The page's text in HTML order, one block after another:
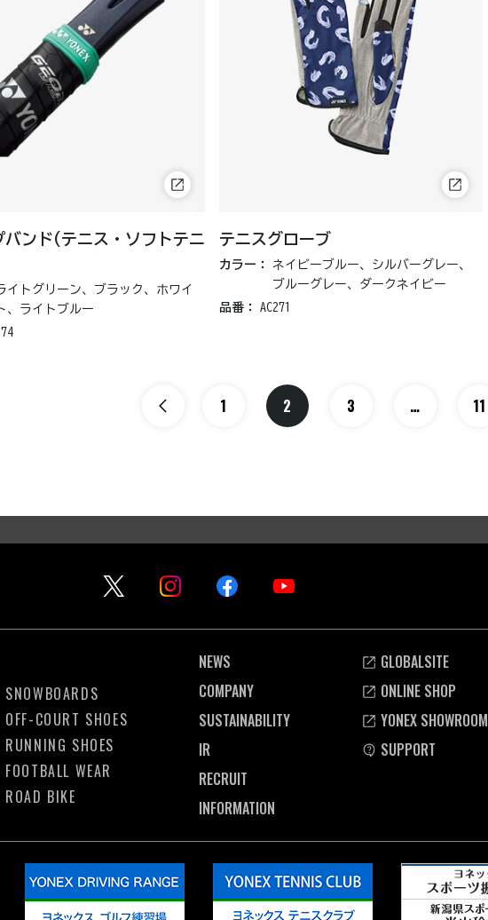
バンド(テニス・ソフトテニ
イトグリーン、ブラック、ホワイ
、ライトブルー
テニスグローブ
カラー：
ネイビーブルー、シルバーグレー、
ブルーグレー、ダークネイビー
品番：
AC271
1 2 3 …中略 11
SNOWBOARDS
OFF-COURT SHOES
RUNNING SHOES
FOOTBALL WEAR
ROAD BIKE
NEWS
COMPANY
SUSTAINABILITY
IR
RECRUIT
INFORMATION
GLOBALSITE
ONLINE SHOP
YONEX SHOWROOM
SUPPORT